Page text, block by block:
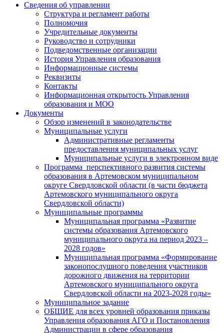
Сведения об управлении
Структура и регламент работы
Полномочия
Учредительные документы
Руководство и сотрудники
Подведомственные организации
История Управления образования
Информационные системы
Реквизиты
Контакты
Информационная открытость Управления
образования и МОО
Документы
Обзор изменений в законодательстве
Муниципальные услуги
Административные регламенты
предоставления муниципальных услуг
Муниципальные услуги в электронном виде
Программа перспективного развития системы
образования в Артемовском муниципальном
округе Свердловской области (в части бюджета
Артемовского муниципального округа
Свердловской области)
Муниципальные программы
Муниципальная программа «Развитие
системы образования Артемовского
муниципального округа на период 2023 –
2028 годов»
Муниципальная программа «Формирование
законопослушного поведения участников
дорожного движения на территории
Артемовского муниципального округа
Свердловской области на 2023-2028 годы»
Муниципальное задание
ОБЩИЕ для всех уровней образования приказы
Управления образования АГО и Постановления
Администрации в сфере образования